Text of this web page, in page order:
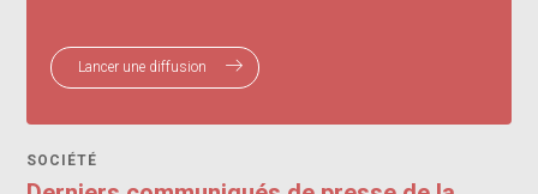
Lancer une diffusion
SOCIÉTÉ